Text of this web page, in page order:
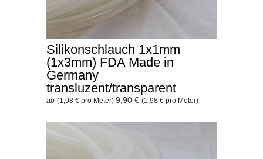
Silikonschlauch 1x1mm
(1x3mm) FDA Made in
Germany
transluzent/transparent
ab (1,98 € pro Meter) 9,90 € (1,98 € pro Meter)